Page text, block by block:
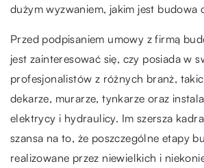
dużym wyzwaniem, jakim jest budowa
Przed podpisaniem umowy z firmą
jest zainteresować się, czy posiada w
profesjonalistów z różnych branż,
dekarze, murarze, tynkarze oraz
elektrycy i hydraulicy. Im szersza
szansa na to, że poszczególne etapy
realizowane przez niewielkich i